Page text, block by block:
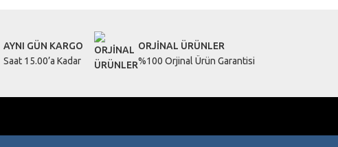
AYNI GÜN KARGO
Saat 15.00’a Kadar
ORJİNAL ÜRÜNLER
%100 Orjinal Ürün Garantisi